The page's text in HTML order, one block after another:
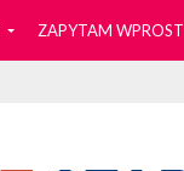
ZAPYTAM WPROST